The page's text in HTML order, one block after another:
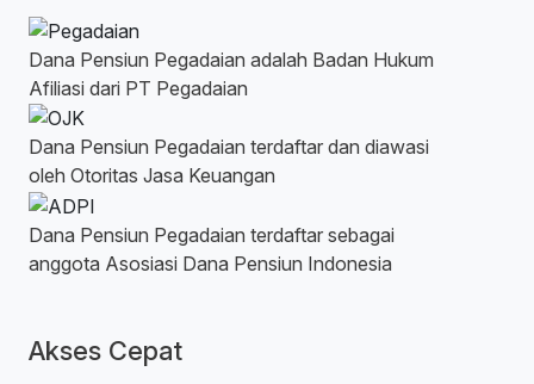
Dana Pensiun Pegadaian adalah Badan Hukum
Afiliasi dari PT Pegadaian
Dana Pensiun Pegadaian terdaftar dan diawasi
oleh Otoritas Jasa Keuangan
Dana Pensiun Pegadaian terdaftar sebagai
anggota Asosiasi Dana Pensiun Indonesia
Akses Cepat